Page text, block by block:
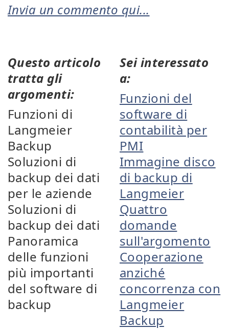
Invia un commento qui...
Questo articolo
tratta gli
argomenti:
Funzioni di
Langmeier
Backup
Soluzioni di
backup dei dati
per le aziende
Soluzioni di
backup dei dati
Panoramica
delle funzioni
più importanti
del software di
backup
Sei interessato
a:
Funzioni del
software di
contabilità per
PMI
Immagine disco
di backup di
Langmeier
Quattro
domande
sull'argomento
Cooperazione
anziché
concorrenza con
Langmeier
Backup